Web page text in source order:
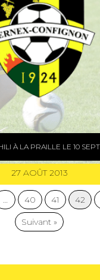
À LA PRAILLE LE 10
27 AOÛT 2013
… 40 41 42
Suivant »